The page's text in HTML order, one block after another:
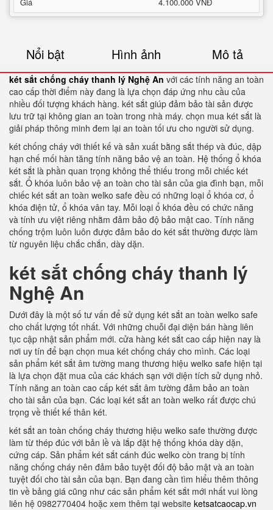
Nổi bật Hình ảnh Mô tả
két sắt chống cháy thanh lý Nghệ An với các tính năng an toàn
cao cấp thời điểm này đang là lựa chọn đáp ứng nhu cầu của
nhiều đối tượng khách hàng. két sắt giúp đảm bảo tài sản được
lưu trữ tại không gian an toàn trong nhà máy. chọn mua két sắt là
giải pháp thông minh đem lại an toàn tối ưu cho người sử dụng.
két chống cháy với thiết kế và sản xuất bằng sắt thép và đúc, dập
hạn chế mối hàn tăng tính năng bảo vệ an toàn. Hệ thống ổ khóa
két sắt là phần quan trọng không thể thiếu trong mỗi chiếc két
sắt. Ổ khóa luôn bảo vệ an toàn cho tài sản của gia đình bạn, mỗi
chiếc két sắt an toàn welko safe đều có những loại ổ khóa cơ, ổ
khóa điện tử, ổ khóa vân tay. Mỗi loại ổ khóa đều có chức năng
và tính ưu việt riêng nhằm đảm bảo độ bảo mật cao. Tính năng
chống trộm luôn luôn được đảm bảo do két sắt thường được làm
từ nguyên liệu chắc chắn, dày dặn.
két sắt chống cháy thanh lý
Nghệ An
Dưới đây là một số tư vấn để sử dụng két sắt an toàn welko safe
cho chất lượng tốt nhất. Với những chuỗi đại diện bán hàng liên
tục cập nhật sản phẩm mới. cửa hàng két sắt cao cấp hiện nay là
nơi uy tín để bạn chọn mua két chống cháy cho mình. Các loại
sản phẩm két sắt âm tường mang thương hiệu welko safe hiện tại
là lựa chọn đặt mua của các khách sạn với diện tích sử dụng nhỏ.
Tính năng an toàn cao cấp két sắt âm tường đảm bảo an toàn
cho tài sản của bạn. Các loại két sắt an toàn welko rất được chú
trọng về thiết kế thân két.
két sắt an toàn chống cháy thương hiệu welko safe thường được
làm từ thép đúc với bản lề và lắp đặt hệ thống khóa dày dặn,
cứng cáp. Sản phẩm két sắt cánh đúc welko còn trang bị tính
năng chống cháy nên đảm bảo tuyệt đối độ bảo mật và an toàn
tuyệt đối cho tài sản của bạn. Bạn đang cần tìm hiểu thêm thông
tin về bảng giá cũng như các sản phẩm két sắt mới nhất vui lòng
liên hệ 0982770404 hoặc xem thêm tại website ketsatcaocap.vn